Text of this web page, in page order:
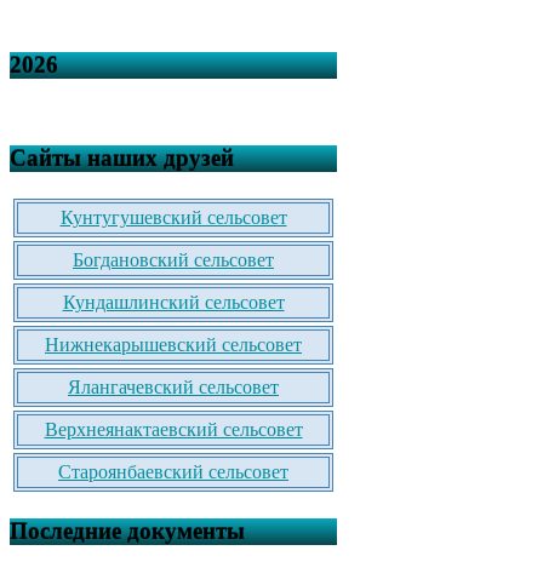
2026
Сайты наших друзей
Кунтугушевский сельсовет
Богдановский сельсовет
Кундашлинский сельсовет
Нижнекарышевский сельсовет
Ялангачевский сельсовет
Верхнеянактаевский сельсовет
Староянбаевский сельсовет
Последние документы